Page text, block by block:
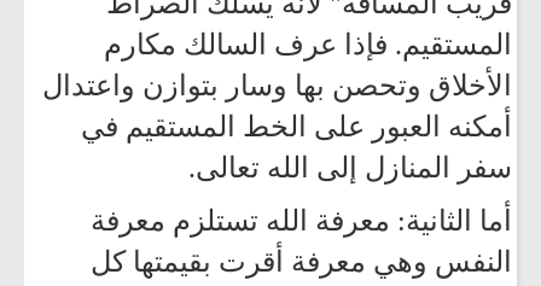
المستقيم. فإذا عرف السالك مكارم
الأخلاق وتحصن بها وسار بتوازن واعتدال
أمكنه العبور على الخط المستقيم في
سفر المنازل إلى الله تعالى.
أما الثانية: معرفة الله تستلزم معرفة
النفس وهي معرفة أقرت بقيمتها كل